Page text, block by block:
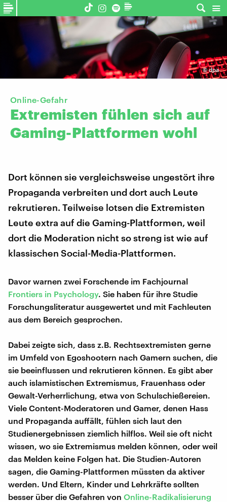
©dpa
Online-Gefahr
Extremisten fühlen sich auf
Gaming-Plattformen wohl
Dort können sie vergleichsweise ungestört ihre
Propaganda verbreiten und dort auch Leute
rekrutieren. Teilweise lotsen die Extremisten
Leute extra auf die Gaming-Plattformen, weil
dort die Moderation nicht so streng ist wie auf
klassischen Social-Media-Plattformen.
Davor warnen zwei Forschende im Fachjournal
Frontiers in Psychology. Sie haben für ihre Studie
Forschungsliteratur ausgewertet und mit Fachleuten
aus dem Bereich gesprochen.
Dabei zeigte sich, dass z.B. Rechtsextremisten gerne
im Umfeld von Egoshootern nach Gamern suchen, die
sie beeinflussen und rekrutieren können. Es gibt aber
auch islamistischen Extremismus, Frauenhass oder
Gewalt-Verherrlichung, etwa von Schulschießereien.
Viele Content-Moderatoren und Gamer, denen Hass
und Propaganda auffällt, fühlen sich laut den
Studienergebnissen ziemlich hilflos. Weil sie oft nicht
wissen, wo sie Extremismus melden können, oder weil
das Melden keine Folgen hat. Die Studien-Autoren
sagen, die Gaming-Plattformen müssten da aktiver
werden. Und Eltern, Kinder und Lehrkräfte sollten
besser über die Gefahren von Online-Radikalisierung